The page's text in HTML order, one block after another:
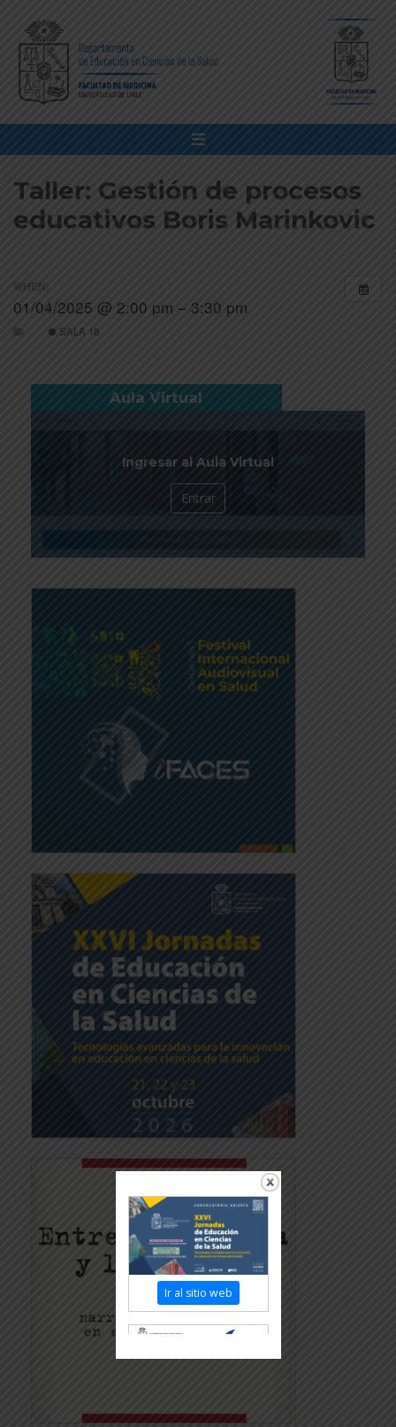
Taller: Gestión de procesos
educativos Boris Marinkovic
WHEN:
01/04/2025 @ 2:00 pm – 3:30 pm
SALA 18
Aula Virtual
Ingresar al Aula Virtual
Entrar
Ir al sitio web